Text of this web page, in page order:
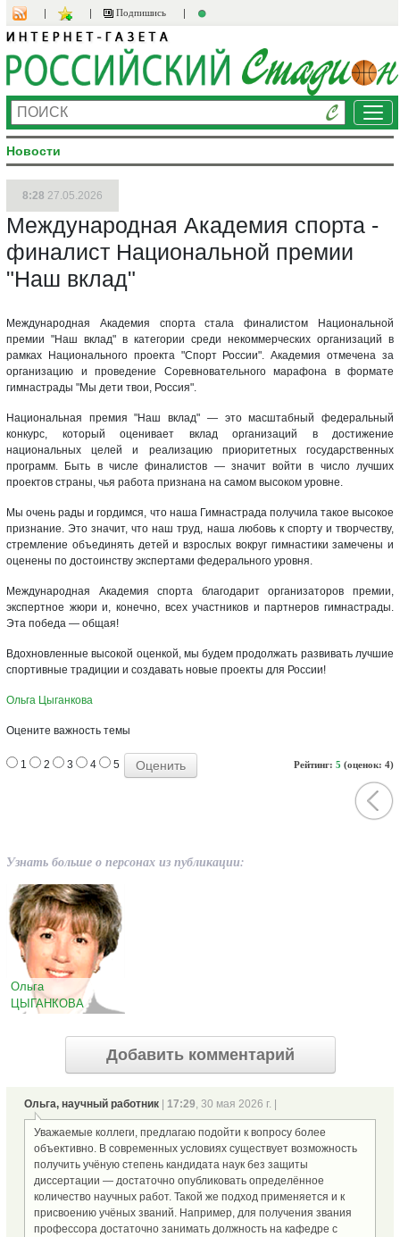
Подпишись
Новости
8:28 27.05.2026
Международная Академия спорта -
финалист Национальной премии
"Наш вклад"
Международная Академия спорта стала финалистом Национальной
премии "Наш вклад" в категории среди некоммерческих организаций в
рамках Национального проекта "Спорт России". Академия отмечена за
организацию и проведение Соревновательного марафона в формате
гимнастрады "Мы дети твои, Россия".
Национальная премия "Наш вклад" — это масштабный федеральный
конкурс, который оценивает вклад организаций в достижение
национальных целей и реализацию приоритетных государственных
программ. Быть в числе финалистов — значит войти в число лучших
проектов страны, чья работа признана на самом высоком уровне.
Мы очень рады и гордимся, что наша Гимнастрада получила такое высокое
признание. Это значит, что наш труд, наша любовь к спорту и творчеству,
стремление объединять детей и взрослых вокруг гимнастики замечены и
оценены по достоинству экспертами федерального уровня.
Международная Академия спорта благодарит организаторов премии,
экспертное жюри и, конечно, всех участников и партнеров гимнастрады.
Эта победа — общая!
Вдохновленные высокой оценкой, мы будем продолжать развивать лучшие
спортивные традиции и создавать новые проекты для России!
Ольга Цыганкова
Оцените важность темы
Рейтинг: 5 (оценок: 4)
1 2 3 4 5
Узнать больше о персонах из публикации:
Ольга
ЦЫГАНКОВА
Добавить комментарий
Ольга, научный работник 17:29, 30 мая 2026 г. |
Уважаемые коллеги, предлагаю подойти к вопросу более
объективно. В современных условиях существует возможность
получить учёную степень кандидата наук без защиты
диссертации — достаточно опубликовать определённое
количество научных работ. Такой же подход применяется и к
присвоению учёных званий. Например, для получения звания
профессора достаточно занимать должность на кафедре с